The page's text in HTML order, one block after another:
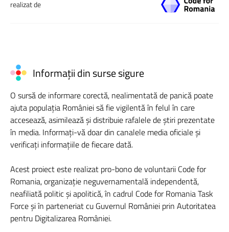
realizat de
Informații din surse sigure
O sursă de informare corectă, nealimentată de panică poate
ajuta populația României să fie vigilentă în felul în care
accesează, asimilează și distribuie rafalele de știri prezentate
în media. Informați-vă doar din canalele media oficiale și
verificați informațiile de fiecare dată.
Acest proiect este realizat pro-bono de voluntarii Code for
Romania, organizație neguvernamentală independentă,
neafiliată politic și apolitică, în cadrul Code for Romania Task
Force și în parteneriat cu Guvernul României prin Autoritatea
pentru Digitalizarea României.